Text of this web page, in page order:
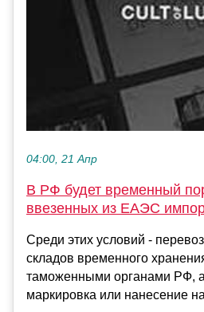
04:00, 21 Апр
В РФ будет временный
ввезенных из ЕАЭС
Среди этих условий -
складов временного
таможенными органами РФ,
маркировка или нанесение